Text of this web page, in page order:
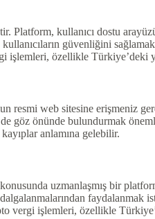
Platform, kullanıcı dostu
kullanıcıların güvenliğini
işlemleri, özellikle Türkiye’deki
web sitesine erişmeniz
göz önünde bulundurmak
anlamına gelebilir.
uzmanlaşmış bir
faydalanmak
vergi işlemleri, özellikle